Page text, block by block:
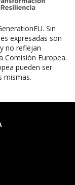
Sin
expresadas son
no reflejan
Comisión Europea.
pueden ser
mismas.